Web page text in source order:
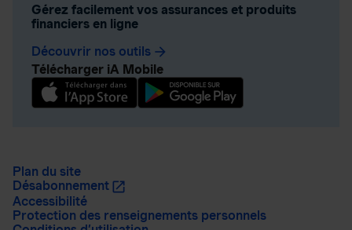
Gérez facilement vos assurances et produits
financiers en ligne
Découvrir nos outils arrow_forward
Télécharger iA Mobile
Plan du site
Désabonnement
Accessibilité
Protection des renseignements personnels